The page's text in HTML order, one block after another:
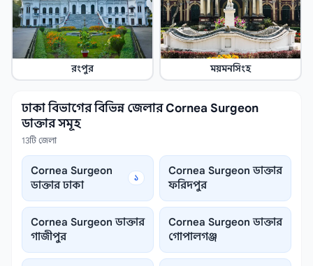
রংপুর ময়মনসিংহ
ঢাকা বিভাগের বিভিন্ন জেলার Cornea Surgeon
ডাক্তার সমূহ
13টি জেলা
Cornea Surgeon
ডাক্তার ঢাকা
১
Cornea Surgeon ডাক্তার
ফরিদপুর
Cornea Surgeon ডাক্তার
গাজীপুর
Cornea Surgeon ডাক্তার
গোপালগঞ্জ